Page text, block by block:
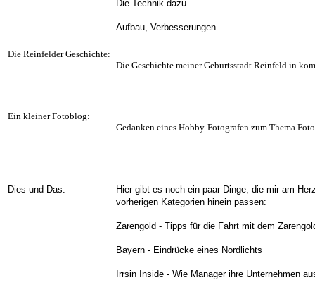
Die Technik dazu
Aufbau, Verbesserungen
Die Reinfelder Geschichte:
Die Geschichte meiner Geburtsstadt Reinfeld in
Ein kleiner Fotoblog:
Gedanken eines Hobby-Fotografen zum Thema
Dies und Das:
Hier gibt es noch ein paar Dinge, die mir am
vorherigen Kategorien hinein passen:
Zarengold - Tipps für die Fahrt mit dem
Bayern - Eindrücke eines Nordlichts
Irrsin Inside - Wie Manager ihre Unternehmen